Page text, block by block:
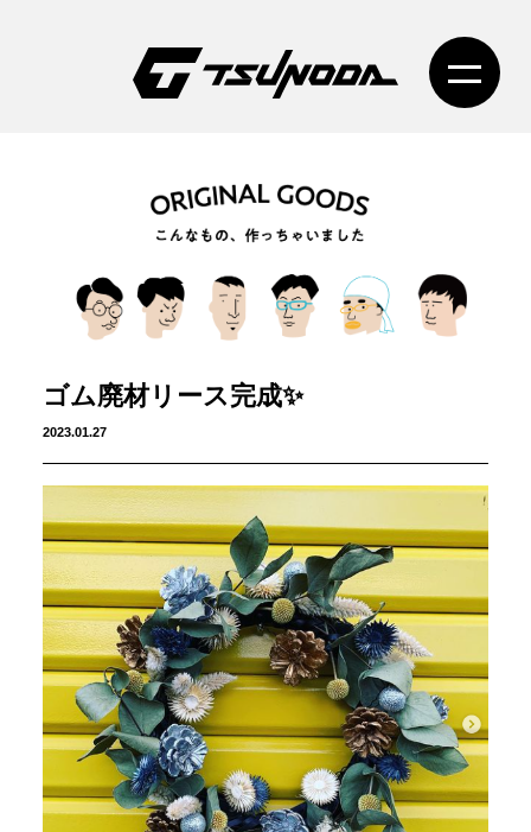
ゴム廃材リース完成✨
2023.01.27